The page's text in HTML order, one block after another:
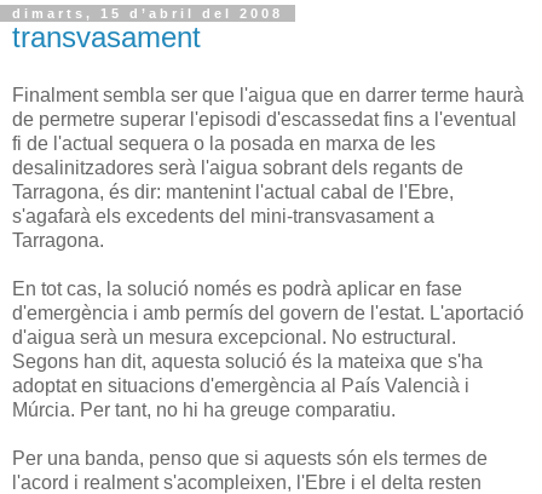
dimarts, 15 d’abril del 2008
transvasament
Finalment sembla ser que l'aigua que en darrer terme haurà
de permetre superar l'episodi d'escassedat fins a l'eventual
fi de l'actual sequera o la posada en marxa de les
desalinitzadores serà l'aigua sobrant dels regants de
Tarragona, és dir: mantenint l'actual cabal de l'Ebre,
s'agafarà els excedents del mini-transvasament a
Tarragona.
En tot cas, la solució només es podrà aplicar en fase
d'emergència i amb permís del govern de l'estat. L'aportació
d'aigua serà un mesura excepcional. No estructural.
Segons han dit, aquesta solució és la mateixa que s'ha
adoptat en situacions d'emergència al País Valencià i
Múrcia. Per tant, no hi ha greuge comparatiu.
Per una banda, penso que si aquests són els termes de
l'acord i realment s'acompleixen, l'Ebre i el delta resten